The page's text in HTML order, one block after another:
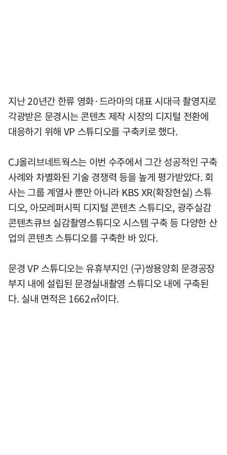
지난 20년간 한류 영화·드라마의 대표 시대극 촬영지로
각광받은 문경시는 콘텐츠 제작 시장의 디지털 전환에
대응하기 위해 VP 스튜디오를 구축키로 했다.
CJ올리브네트웍스는 이번 수주에서 그간 성공적인 구축
사례와 차별화된 기술 경쟁력 등을 높게 평가받았다. 회
사는 그룹 계열사 뿐만 아니라 KBS XR(확장현실) 스튜
디오, 아모레퍼시픽 디지털 콘텐츠 스튜디오, 광주실감
콘텐츠큐브 실감촬영스튜디오 시스템 구축 등 다양한 산
업의 콘텐츠 스튜디오를 구축한 바 있다.
문경 VP 스튜디오는 유휴부지인 (구)쌍용양회 문경공장
부지 내에 설립된 문경실내촬영 스튜디오 내에 구축된
다. 실내 면적은 1662㎡이다.